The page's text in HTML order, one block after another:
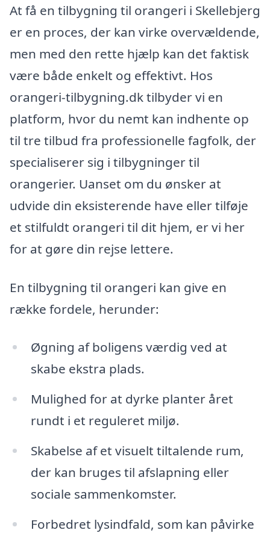
At få en tilbygning til orangeri i Skellebjerg
er en proces, der kan virke overvældende,
men med den rette hjælp kan det faktisk
være både enkelt og effektivt. Hos
orangeri-tilbygning.dk tilbyder vi en
platform, hvor du nemt kan indhente op
til tre tilbud fra professionelle fagfolk, der
specialiserer sig i tilbygninger til
orangerier. Uanset om du ønsker at
udvide din eksisterende have eller tilføje
et stilfuldt orangeri til dit hjem, er vi her
for at gøre din rejse lettere.
En tilbygning til orangeri kan give en
række fordele, herunder:
Øgning af boligens værdig ved at
skabe ekstra plads.
Mulighed for at dyrke planter året
rundt i et reguleret miljø.
Skabelse af et visuelt tiltalende rum,
der kan bruges til afslapning eller
sociale sammenkomster.
Forbedret lysindfald, som kan påvirke